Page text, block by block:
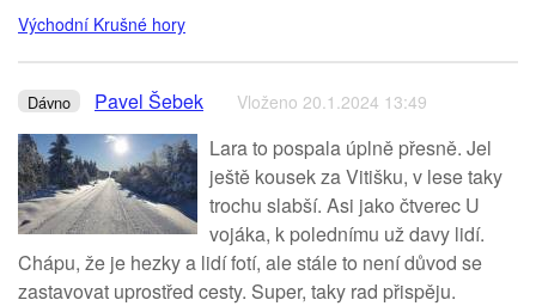
Východní Krušné hory
Dávno Pavel Šebek Vloženo 20.1.2024 13:49
Lara to pospala úplně přesně. Jel
ještě kousek za Vitišku, v lese taky
trochu slabší. Asi jako čtverec U
vojáka, k polednímu už davy lidí.
Chápu, že je hezky a lidí fotí, ale stále to není důvod se
zastavovat uprostřed cesty. Super, taky rad přispěju.